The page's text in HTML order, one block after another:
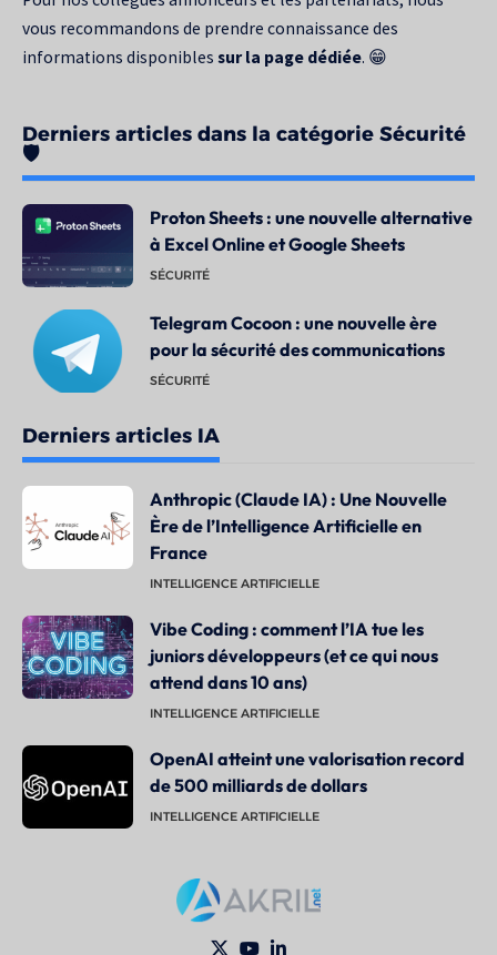
vous recommandons de prendre connaissance des
informations disponibles sur la page dédiée. 😁
Derniers articles dans la catégorie Sécurité
🛡️
Proton Sheets : une nouvelle alternative
à Excel Online et Google Sheets
SÉCURITÉ
Telegram Cocoon : une nouvelle ère
pour la sécurité des communications
SÉCURITÉ
Derniers articles IA
Anthropic (Claude IA) : Une Nouvelle
Ère de l’Intelligence Artificielle en
France
INTELLIGENCE ARTIFICIELLE
Vibe Coding : comment l’IA tue les
juniors développeurs (et ce qui nous
attend dans 10 ans)
INTELLIGENCE ARTIFICIELLE
OpenAI atteint une valorisation record
de 500 milliards de dollars
INTELLIGENCE ARTIFICIELLE